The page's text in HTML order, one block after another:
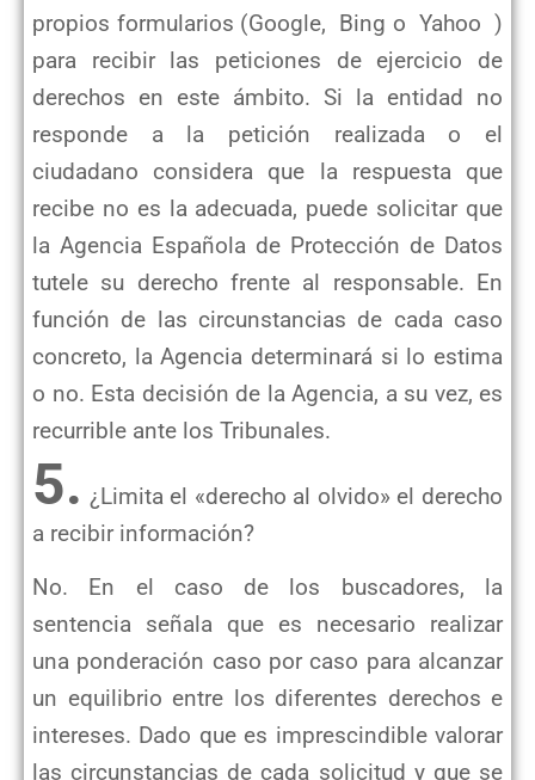
propios formularios (Google, Bing o Yahoo )
para recibir las peticiones de ejercicio de
derechos en este ámbito. Si la entidad no
responde a la petición realizada o el
ciudadano considera que la respuesta que
recibe no es la adecuada, puede solicitar que
la Agencia Española de Protección de Datos
tutele su derecho frente al responsable. En
función de las circunstancias de cada caso
concreto, la Agencia determinará si lo estima
o no. Esta decisión de la Agencia, a su vez, es
recurrible ante los Tribunales.
5. ¿Limita el «derecho al olvido» el derecho
a recibir información?
No. En el caso de los buscadores, la
sentencia señala que es necesario realizar
una ponderación caso por caso para alcanzar
un equilibrio entre los diferentes derechos e
intereses. Dado que es imprescindible valorar
las circunstancias de cada solicitud y que se